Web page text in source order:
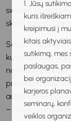
1. Jūsų
kuris
kreipimusi į
kitais
sutikimą,
paslaugas,
bei
karjeros
seminarų,
veiklos
siekiant riboti
skirto turinio. Dar
Saugumas
kuriamos taip,
ne taisoma tik po
priklausomybę
automatinio
– ribojimą ir